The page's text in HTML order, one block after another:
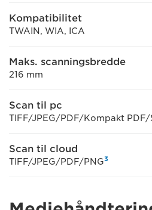
Kompatibilitet
TWAIN, WIA, ICA
Maks. scanningsbredde
216 mm
Scan til pc
TIFF/JPEG/PDF/Kompakt PDF/
Scan til cloud
TIFF/JPEG/PDF/PNG3